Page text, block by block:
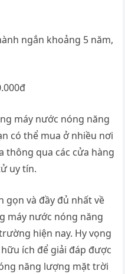
ngắn khoảng 5 năm,
máy nước nóng năng
có thể mua ở nhiều nơi
thông qua các cửa hàng
uy tín.
gọn và đầy đủ nhất về
máy nước nóng năng
hiện nay. Hy vọng
ích để giải đáp được
năng lượng mặt trời